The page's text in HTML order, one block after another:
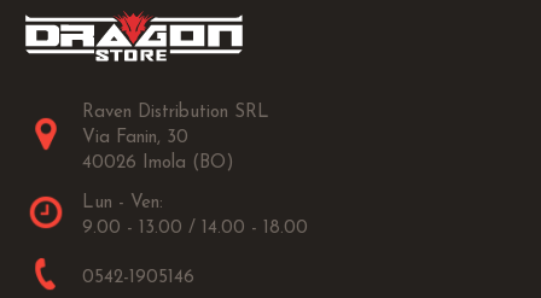
Raven Distribution SRL
Via Fanin, 30
40026 Imola (BO)
Lun - Ven:
9.00 - 13.00 / 14.00 - 18.00
0542-1905146